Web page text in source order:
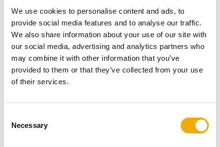
We use cookies to personalise content and ads, to
provide social media features and to analyse our traffic.
We also share information about your use of our site with
our social media, advertising and analytics partners who
may combine it with other information that you’ve
provided to them or that they’ve collected from your use
of their services.
Necessary